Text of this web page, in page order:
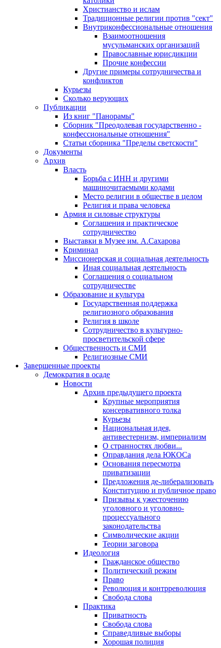
Христианство и ислам
Традиционные религии против "сект"
Внутриконфессиональные отношения
Взаимоотношения
мусульманских организаций
Православные юрисдикции
Прочие конфессии
Другие примеры сотрудничества и
конфликтов
Курьезы
Сколько верующих
Публикации
Из книг "Панорамы"
Сборник "Преодолевая государственно -
конфессиональные отношения"
Статьи сборника "Пределы светскости"
Документы
Архив
Власть
Борьба с ИНН и другими
машиночитаемыми кодами
Место религии в обществе в целом
Религия и права человека
Армия и силовые структуры
Соглашения и практическое
сотрудничество
Выставки в Музее им. А.Сахарова
Криминал
Миссионерская и социальная деятельность
Иная социальная деятельность
Соглашения о социальном
сотрудничестве
Образование и культура
Государственная поддержка
религиозного образования
Религия в школе
Сотрудничество в культурно-
просветительской сфере
Общественность и СМИ
Религиозные СМИ
Завершенные проекты
Демократия в осаде
Новости
Архив предыдущего проекта
Крупные мероприятия
консервативного толка
Курьезы
Национальная идея,
антивестернизм, империализм
О странностях любви...
Оправдания дела ЮКОСа
Основания пересмотра
приватизации
Предложения де-либерализовать
Конституцию и публичное право
Призывы к ужесточению
уголовного и уголовно-
процессуального
законодательства
Символические акции
Теории заговора
Идеология
Гражданское общество
Политический режим
Право
Революция и контрреволюция
Свобода слова
Практика
Приватность
Свобода слова
Справедливые выборы
Хорошая полиция